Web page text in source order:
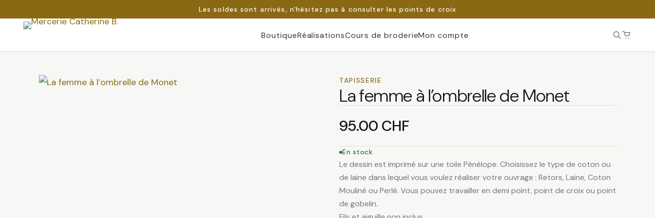
Les soldes sont arrivés, n'hésitez pas à consulter les points de croix
BoutiqueRéalisationsCours de broderieMon compte
TAPISSERIE
La femme à l’ombrelle de Monet
95.00 CHF
En stock
Le dessin est imprimé sur une toile Pénélope. Choisissez le type de coton ou
de laine dans lequel vous voulez réaliser votre ouvrage : Retors, Laine, Coton
Mouliné ou Perlé. Vous pouvez travailler en demi point, point de croix ou point
de gobelin.